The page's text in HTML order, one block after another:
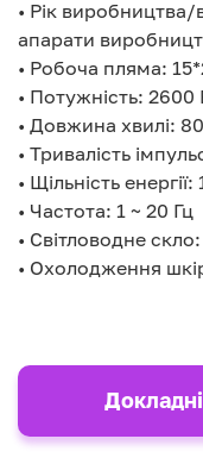
• Рік виробництва/
апарати
• Робоча пляма:
• Потужність: 2600
• Довжина хвилі:
• Тривалість
• Щільність
• Частота: 1 ~ 20 Гц
• Світловодне
• Охолодження